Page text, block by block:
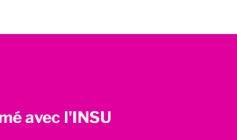
avec l'INSU